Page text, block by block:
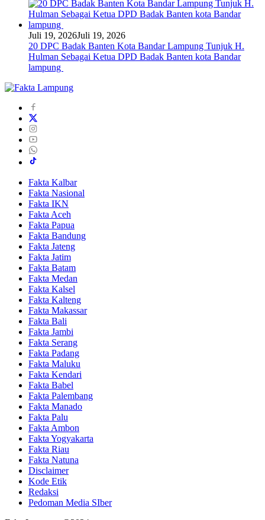
Juli 19, 2026Juli 19, 2026
20 DPC Badak Banten Kota Bandar Lampung Tunjuk H.
Hulman Sebagai Ketua DPD Badak Banten kota Bandar
lampung
Fakta Kalbar
Fakta Nasional
Fakta IKN
Fakta Aceh
Fakta Papua
Fakta Bandung
Fakta Jateng
Fakta Jatim
Fakta Batam
Fakta Medan
Fakta Kalsel
Fakta Kalteng
Fakta Makassar
Fakta Bali
Fakta Jambi
Fakta Serang
Fakta Padang
Fakta Maluku
Fakta Kendari
Fakta Babel
Fakta Palembang
Fakta Manado
Fakta Palu
Fakta Ambon
Fakta Yogyakarta
Fakta Riau
Fakta Natuna
Disclaimer
Kode Etik
Redaksi
Pedoman Media SIber